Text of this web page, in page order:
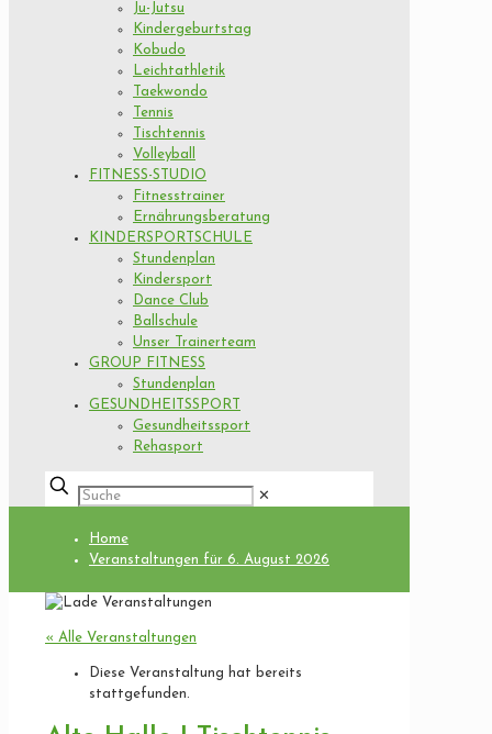
Ju-Jutsu
Kindergeburtstag
Kobudo
Leichtathletik
Taekwondo
Tennis
Tischtennis
Volleyball
FITNESS-STUDIO
Fitnesstrainer
Ernährungsberatung
KINDERSPORTSCHULE
Stundenplan
Kindersport
Dance Club
Ballschule
Unser Trainerteam
GROUP FITNESS
Stundenplan
GESUNDHEITSSPORT
Gesundheitssport
Rehasport
✕
Home
Veranstaltungen für 6. August 2026
« Alle Veranstaltungen
Diese Veranstaltung hat bereits
stattgefunden.